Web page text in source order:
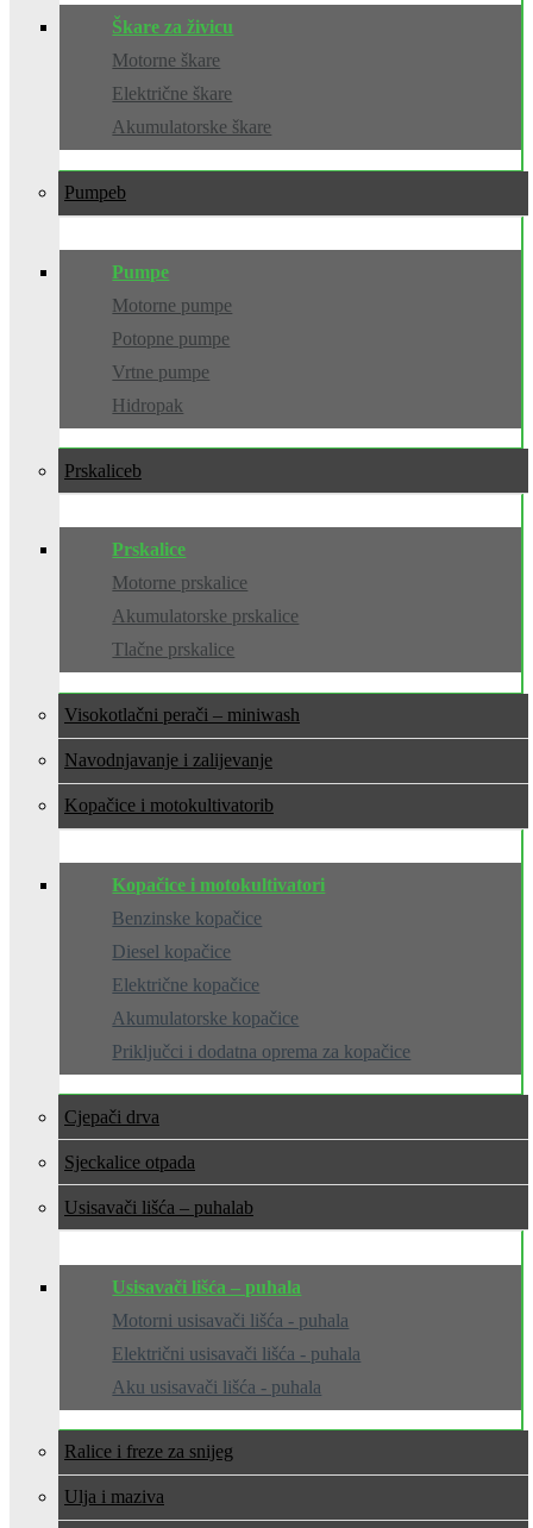
Škare za živicu
Motorne škare
Električne škare
Akumulatorske škare
Pumpe
Pumpe
Motorne pumpe
Potopne pumpe
Vrtne pumpe
Hidropak
Prskalice
Prskalice
Motorne prskalice
Akumulatorske prskalice
Tlačne prskalice
Visokotlačni perači – miniwash
Navodnjavanje i zalijevanje
Kopačice i motokultivatori
Kopačice i motokultivatori
Benzinske kopačice
Diesel kopačice
Električne kopačice
Akumulatorske kopačice
Priključci i dodatna oprema za kopačice
Cjepači drva
Sjeckalice otpada
Usisavači lišća – puhala
Usisavači lišća – puhala
Motorni usisavači lišća - puhala
Električni usisavači lišća - puhala
Aku usisavači lišća - puhala
Ralice i freze za snijeg
Ulja i maziva